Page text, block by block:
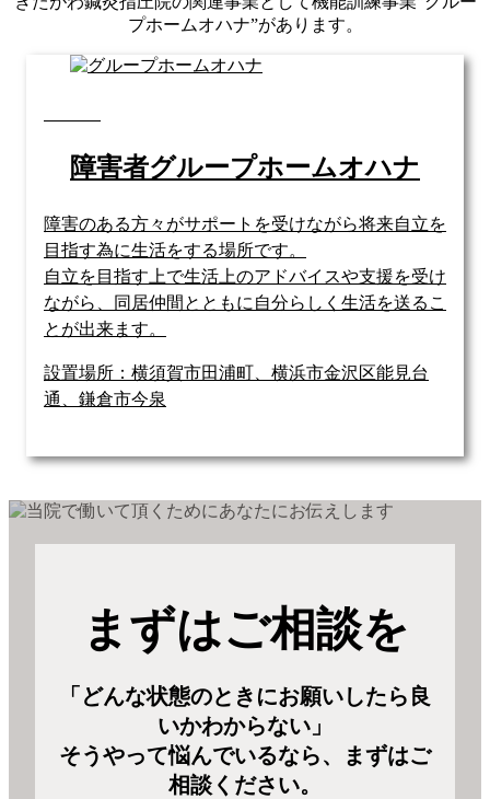
プホームオハナ”があります。
障害者グループホームオハナ
障害のある方々がサポートを受けながら将来自立を
目指す為に生活をする場所です。
自立を目指す上で生活上のアドバイスや支援を受け
ながら、同居仲間とともに自分らしく生活を送るこ
とが出来ます。
設置場所：横須賀市田浦町、横浜市金沢区能見台
通、鎌倉市今泉
まずはご相談を
「どんな状態のときにお願いしたら良
いかわからない」
そうやって悩んでいるなら、まずはご
相談ください。